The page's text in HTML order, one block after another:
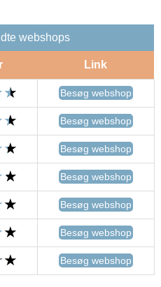
webshops
Link
Besøg webshop
Besøg webshop
Besøg webshop
Besøg webshop
Besøg webshop
Besøg webshop
Besøg webshop